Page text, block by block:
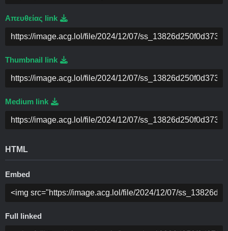
Απευθείας link
Thumbnail link
Medium link
HTML
Embed
Full linked